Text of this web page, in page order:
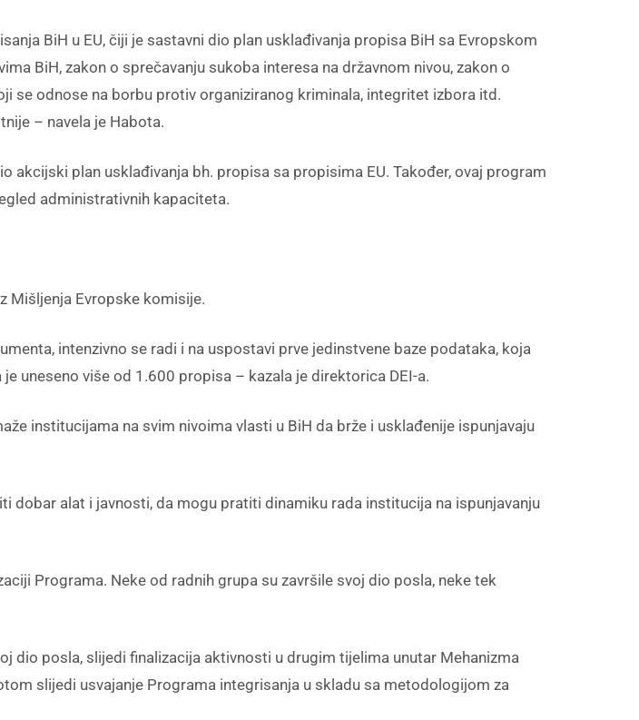
BiH u EU, čiji je sastavni dio plan usklađivanja propisa BiH sa Evropskom
BiH, zakon o sprečavanju sukoba interesa na državnom nivou, zakon o
se odnose na borbu protiv organiziranog kriminala, integritet izbora itd.
– navela je Habota.
akcijski plan usklađivanja bh. propisa sa propisima EU. Također, ovaj program
administrativnih kapaciteta.
Mišljenja Evropske komisije.
intenzivno se radi i na uspostavi prve jedinstvene baze podataka, koja
uneseno više od 1.600 propisa – kazala je direktorica DEI-a.
institucijama na svim nivoima vlasti u BiH da brže i usklađenije ispunjavaju
dobar alat i javnosti, da mogu pratiti dinamiku rada institucija na ispunjavanju
Programa. Neke od radnih grupa su završile svoj dio posla, neke tek
dio posla, slijedi finalizacija aktivnosti u drugim tijelima unutar Mehanizma
slijedi usvajanje Programa integrisanja u skladu sa metodologijom za